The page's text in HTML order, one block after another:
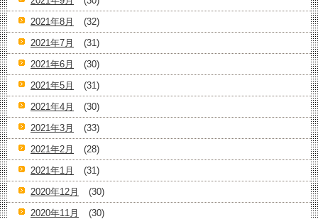
2021年8月
(32)
2021年7月
(31)
2021年6月
(30)
2021年5月
(31)
2021年4月
(30)
2021年3月
(33)
2021年2月
(28)
2021年1月
(31)
2020年12月
(30)
2020年11月
(30)